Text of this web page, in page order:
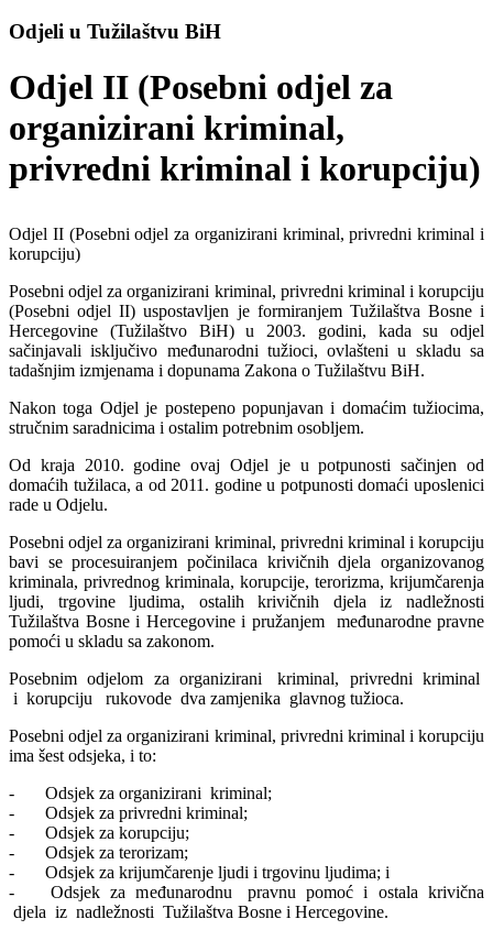
Odjeli u Tužilaštvu BiH
Odjel II (Posebni odjel za
organizirani kriminal,
privredni kriminal i korupciju)
Odjel II (Posebni odjel za organizirani kriminal, privredni kriminal i
korupciju)
Posebni odjel za organizirani kriminal, privredni kriminal i korupciju
(Posebni odjel II) uspostavljen je formiranjem Tužilaštva Bosne i
Hercegovine (Tužilaštvo BiH) u 2003. godini, kada su odjel
sačinjavali isključivo međunarodni tužioci, ovlašteni u skladu sa
tadašnjim izmjenama i dopunama Zakona o Tužilaštvu BiH.
Nakon toga Odjel je postepeno popunjavan i domaćim tužiocima,
stručnim saradnicima i ostalim potrebnim osobljem.
Od kraja 2010. godine ovaj Odjel je u potpunosti sačinjen od
domaćih tužilaca, a od 2011. godine u potpunosti domaći uposlenici
rade u Odjelu.
Posebni odjel za organizirani kriminal, privredni kriminal i korupciju
bavi se procesuiranjem počinilaca krivičnih djela organizovanog
kriminala, privrednog kriminala, korupcije, terorizma, krijumčarenja
ljudi, trgovine ljudima, ostalih krivičnih djela iz nadležnosti
Tužilaštva Bosne i Hercegovine i pružanjem međunarodne pravne
pomoći u skladu sa zakonom.
Posebnim odjelom za organizirani kriminal, privredni kriminal
i korupciju rukovode dva zamjenika glavnog tužioca.
Posebni odjel za organizirani kriminal, privredni kriminal i korupciju
ima šest odsjeka, i to:
- Odsjek za organizirani kriminal;
- Odsjek za privredni kriminal;
- Odsjek za korupciju;
- Odsjek za terorizam;
- Odsjek za krijumčarenje ljudi i trgovinu ljudima; i
- Odsjek za međunarodnu pravnu pomoć i ostala krivična
djela iz nadležnosti Tužilaštva Bosne i Hercegovine.